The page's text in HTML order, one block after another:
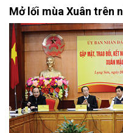
Mở lối mùa Xuân trên